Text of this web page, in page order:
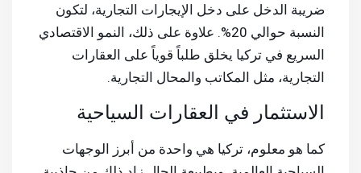
ضريبة الدخل على دخل الإيجارات التجارية، لتكون
النسبة حوالي 20%. علاوة على ذلك، النمو الاقتصادي
السريع في تركيا يخلق طلباً قوياً على العقارات
التجارية، مثل المكاتب والمحال التجارية.
الاستثمار في العقارات السياحية
كما هو معلوم، تركيا هي واحدة من أبرز الوجهات